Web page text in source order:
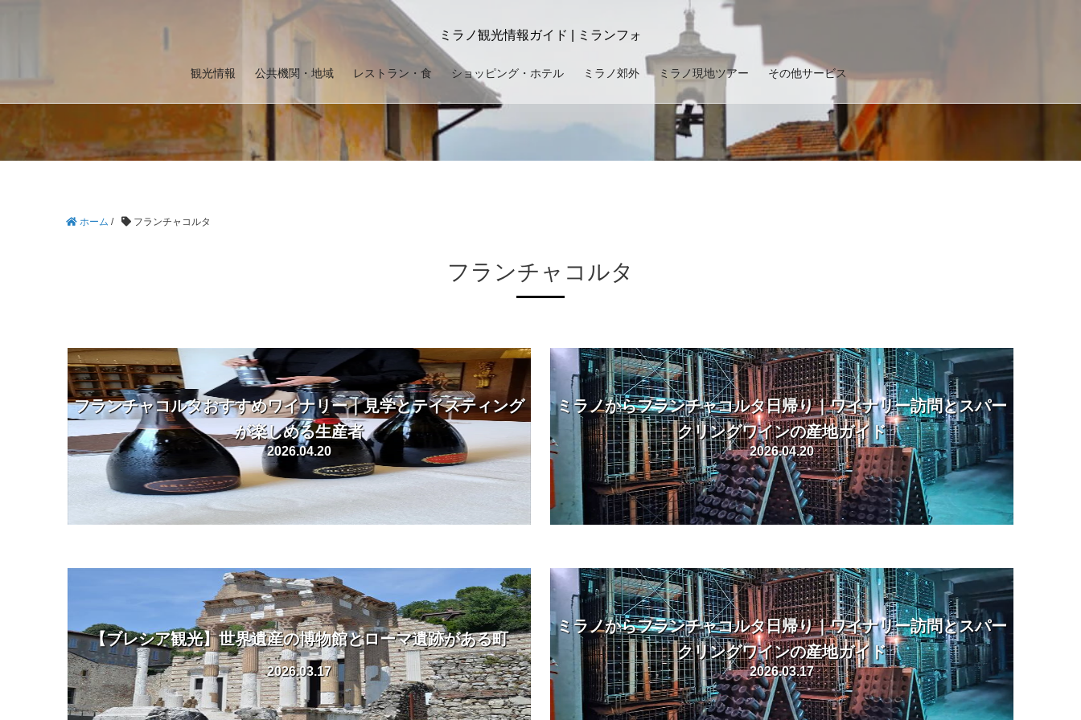
ミラノ観光情報ガイド | ミランフォ
観光情報 公共機関・地域 レストラン・食 ショッピング・ホテル ミラノ郊外 ミラノ現地ツアー その他サービス
ホーム / フランチャコルタ
フランチャコルタ
フランチャコルタおすすめワイナリー｜見学とテイスティング
が楽しめる生産者
2026.04.20
ミラノからフランチャコルタ日帰り｜ワイナリー訪問とスパー
クリングワインの産地ガイド
2026.04.20
【ブレシア観光】世界遺産の博物館とローマ遺跡がある町
2026.03.17
ミラノからフランチャコルタ日帰り｜ワイナリー訪問とスパー
クリングワインの産地ガイド
2026.03.17